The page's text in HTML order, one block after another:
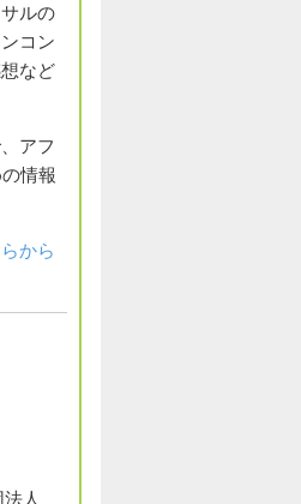
ルの
コン
など
アフ
情報
から
法人